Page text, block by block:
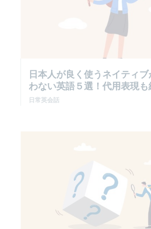
日本人が良く使うネイティ
わない英語５選！代用表現も
日常英会話